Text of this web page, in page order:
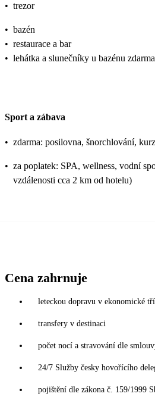
• trezor
• bazén
• restaurace a bar
• lehátka a slunečníky u bazénu zdarma
Sport a zábava
• zdarma: posilovna, šnorchlování,
• za poplatek: SPA, wellness, vodní
vzdálenosti cca 2 km od hotelu)
Cena zahrnuje
leteckou dopravu v ekonomické
transfery v destinaci
počet nocí a stravování dle
24/7 Služby česky hovořícího
pojištění dle zákona č. 159/1999